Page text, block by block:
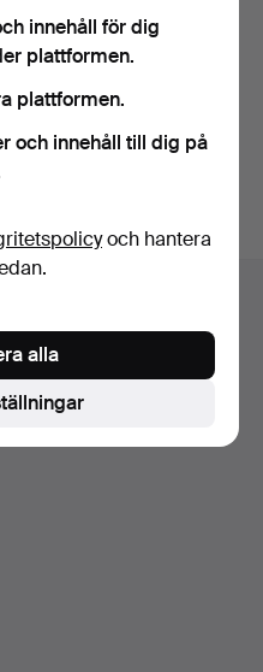
samt bekräftar att jag
.
innehåll för dig
plattformen.
plattformen.
och innehåll till dig på
och hantera
alla